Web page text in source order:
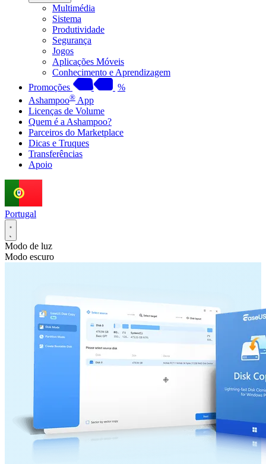
Multimédia
Sistema
Produtividade
Segurança
Jogos
Aplicações Móveis
Conhecimento e Aprendizagem
Promoções
%
Ashampoo® App
Licenças de Volume
Quem é a Ashampoo?
Parceiros do Marketplace
Dicas e Truques
Transferências
Apoio
Portugal
Modo de luz
Modo escuro